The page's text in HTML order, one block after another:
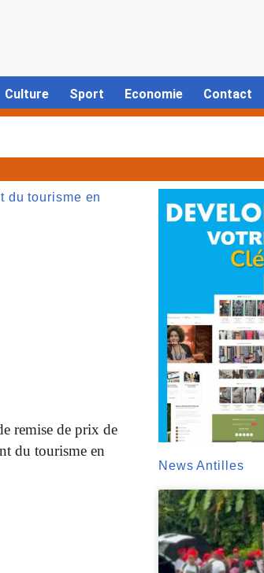
Culture Sport Economie Contact
du tourisme en
remise de prix de
du tourisme en
News Antilles